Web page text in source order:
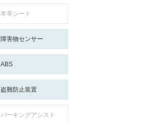
本革シート
障害物センサー
ABS
盗難防止装置
パーキングアシスト